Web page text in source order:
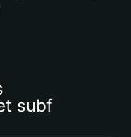
subf